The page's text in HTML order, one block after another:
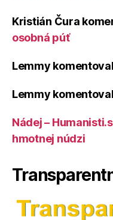
Kristián Čura
osobná púť
Lemmy komentoval
Lemmy komentoval
Nádej –
hmotnej núdzi